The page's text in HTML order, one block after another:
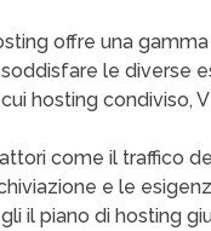
offre una
le diverse
hosting condiviso,
come il traffico
e le
il piano di hosting